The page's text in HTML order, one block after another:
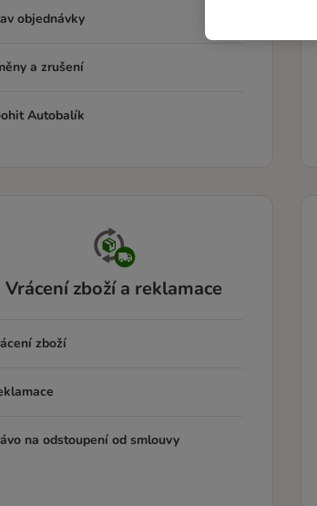
objednávky
a zrušení
Autobalík
Vrácení zboží a reklamace
zboží
na odstoupení od smlouvy